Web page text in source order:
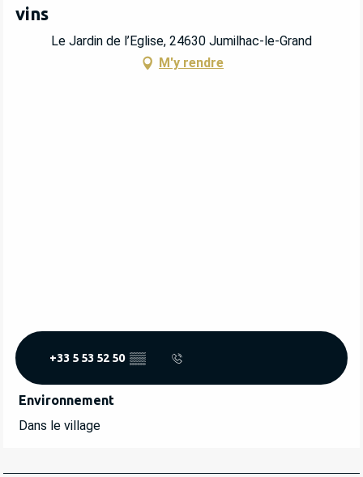
vins
Le Jardin de l’Eglise, 24630 Jumilhac-le-Grand
M'y rendre
+33 5 53 52 50 ▒▒
Environnement
Environnement
Dans le village